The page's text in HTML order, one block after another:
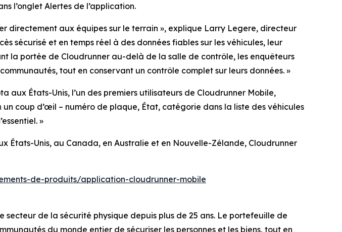
l’onglet Alertes de l’application.
directement aux équipes sur le terrain », explique Larry Legere, directeur
sécurisé et en temps réel à des données fiables sur les véhicules, leur
la portée de Cloudrunner au-delà de la salle de contrôle, les enquêteurs
tout en conservant un contrôle complet sur leurs données. »
États-Unis, l’un des premiers utilisateurs de Cloudrunner Mobile,
coup d’œil – numéro de plaque, État, catégorie dans la liste des véhicules
»
États-Unis, au Canada, en Australie et en Nouvelle-Zélande, Cloudrunner
de-produits/application-cloudrunner-mobile
de la sécurité physique depuis plus de 25 ans. Le portefeuille de
du monde entier de sécuriser les personnes et les biens, tout en